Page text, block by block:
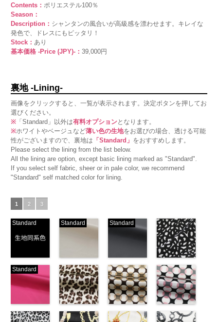
Contents：ポリエステル100％
Season：
Description： シャンタンの風合いが高級感を漂わせます。キレイな
発色で、ドレスにもピッタリ！
Stock：あり
基本価格 -Price (JPY)-：39,000円
裏地 -Lining-
画像をクリックすると、一覧が表示されます。決定ボタンを押してお
選びください。
※ 「Standard」以外は有料オプションとなります。
※ホワイトやベージュなど薄い色の生地をお選びの場合、透ける可能
性がございますので、裏地は 「Standard」 をおすすめします。
Please select the lining from the list below.
All the lining are option, except basic lining marked as "Standard".
If you select self fabric, sheer or in pale color, we recommend
"Standard" self matched color for lining.
1 2 3
(-/TK)
http://www.anys.co.jp/wp-
content/uploads/2013/04/jpg
ステル100％
Standard
(221/OT)
http://www.anys.co.jp/wp-
content/uploads/2013/04/221.jpg
221 ベージュ
ステル100％
Standard
(19/OT)
http://www.anys.co.jp/wp-
content/uploads/2013/02/19.jpg
19 ブラック
ステル100％
Standard
ワイト模様
(KKP3601-
24-C)
http://
24-c.jpg
(777/OT)
Standard
ブラウン
柄ベージュ
柄ピンク